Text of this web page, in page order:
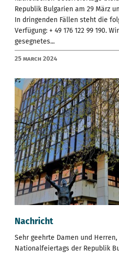
Republik Bulgarien am 29 März
In dringenden Fällen steht die
Verfügung: + 49 176 122 99 190.
gesegnetes...
25 March 2024
Nachricht
Sehr geehrte Damen und
Nationalfeiertags der Republik